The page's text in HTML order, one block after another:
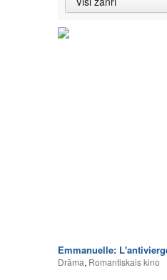
Emmanuelle:
Drāma, Romantiskais kino